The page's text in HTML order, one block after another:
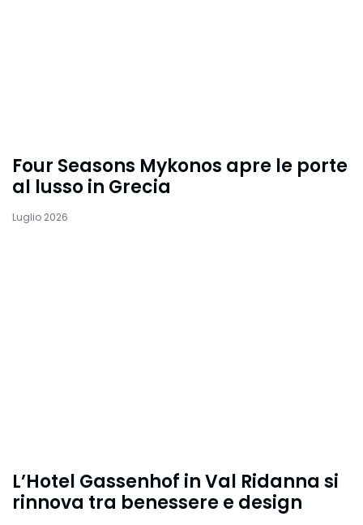
Four Seasons Mykonos apre le porte
al lusso in Grecia
Luglio 2026
L’Hotel Gassenhof in Val Ridanna si
rinnova tra benessere e design